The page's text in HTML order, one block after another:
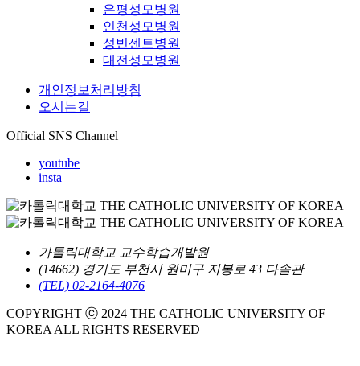
은평성모병원
인천성모병원
성빈센트병원
대전성모병원
개인정보처리방침
오시는길
Official SNS Channel
youtube
insta
가톨릭대학교 교수학습개발원
(14662) 경기도 부천시 원미구 지봉로 43 다솔관
(TEL) 02-2164-4076
COPYRIGHT ⓒ 2024 THE CATHOLIC UNIVERSITY OF
KOREA ALL RIGHTS RESERVED